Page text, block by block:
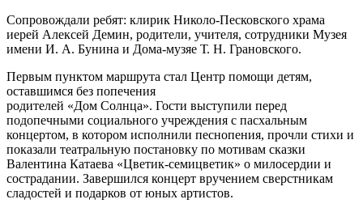
Сопровождали ребят: клирик Николо-Песковского храма
иерей Алексей Демин, родители, учителя, сотрудники Музея
имени И. А. Бунина и Дома-музяе Т. Н. Грановского.
Первым пунктом маршрута стал Центр помощи детям,
оставшимся без попечения
родителей «Дом Солнца». Гости выступили перед
подопечными социального учреждения с пасхальным
концертом, в котором исполнили песнопения, прочли стихи и
показали театральную постановку по мотивам сказки
Валентина Катаева «Цветик-семицветик» о милосердии и
сострадании. Завершился концерт вручением сверстникам
сладостей и подарков от юных артистов.